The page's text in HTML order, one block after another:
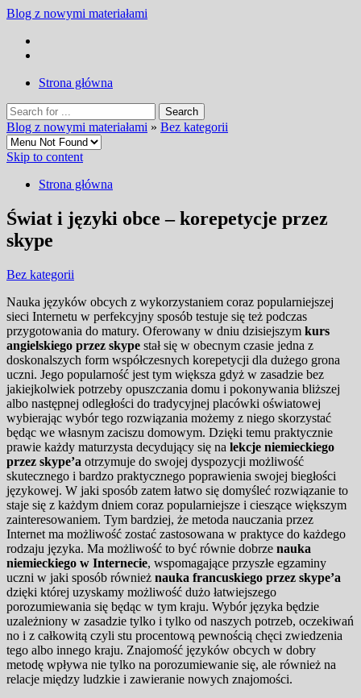
Blog z nowymi materiałami
Strona główna
Blog z nowymi materiałami » Bez kategorii
Skip to content
Strona główna
Świat i języki obce – korepetycje przez
skype
Bez kategorii
Nauka języków obcych z wykorzystaniem coraz popularniejszej
sieci Internetu w perfekcyjny sposób testuje się też podczas
przygotowania do matury. Oferowany w dniu dzisiejszym kurs
angielskiego przez skype stał się w obecnym czasie jedna z
doskonalszych form współczesnych korepetycji dla dużego grona
uczni. Jego popularność jest tym większa gdyż w zasadzie bez
jakiejkolwiek potrzeby opuszczania domu i pokonywania bliższej
albo następnej odległości do tradycyjnej placówki oświatowej
wybierając wybór tego rozwiązania możemy z niego skorzystać
będąc we własnym zaciszu domowym. Dzięki temu praktycznie
prawie każdy maturzysta decydujący się na lekcje niemieckiego
przez skype’a otrzymuje do swojej dyspozycji możliwość
skutecznego i bardzo praktycznego poprawienia swojej biegłości
językowej. W jaki sposób zatem łatwo się domyśleć rozwiązanie to
staje się z każdym dniem coraz popularniejsze i cieszące większym
zainteresowaniem. Tym bardziej, że metoda nauczania przez
Internet ma możliwość zostać zastosowana w praktyce do każdego
rodzaju języka. Ma możliwość to być równie dobrze nauka
niemieckiego w Internecie, wspomagające przyszłe egzaminy
uczni w jaki sposób również nauka francuskiego przez skype’a
dzięki której uzyskamy możliwość dużo łatwiejszego
porozumiewania się będąc w tym kraju. Wybór języka będzie
uzależniony w zasadzie tylko i tylko od naszych potrzeb, oczekiwań
no i z całkowitą czyli stu procentową pewnością chęci zwiedzenia
tego albo innego kraju. Znajomość języków obcych w dobry
metodę wpływa nie tylko na porozumiewanie się, ale również na
relacje między ludzkie i zawieranie nowych znajomości.